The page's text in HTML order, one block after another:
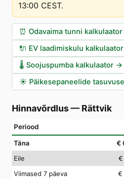
13:00 CEST.
⏰ Odavaima tunni kalkulaator
🔌 EV laadimiskulu kalkulaator
🌡️ Soojuspumba kalkulaator →
☀️ Päikesepaneelide
Hinnavõrdlus— Rättvik
Periood
Täna €
Eile
€
Viimased 7 päeva
€